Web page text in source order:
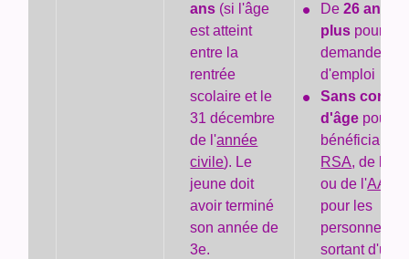
ans (si l'âge
est atteint
entre la
rentrée
scolaire et le
31 décembre
de l'année
civile). Le
jeune doit
avoir terminé
son année de
3e.
De 26 ans et
plus pour les
demandeurs
d'emploi
Sans
d'âge pour
bénéficiaires
RSA, de l'
ou de l'AAH
pour les
personnes
sortant d'un